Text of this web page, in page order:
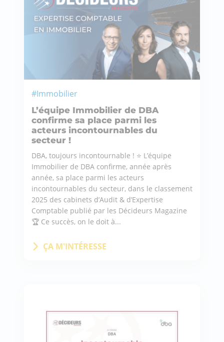
#Immobilier
L’équipe Immobilier de DBA
confirme sa place parmi les
acteurs incontournables du
secteur !
DBA, toujours incontournable ! ⭐ L’équipe
Immobilier de DBA confirme, année après
année, sa place parmi les acteurs
incontournables du secteur, dans le classement
2025 des cabinets d’Audit & d’Expertise
Comptable publié par les Décideurs Magazine
🏆 Ce succès, on le doit à...
ÇA M'INTÉRESSE